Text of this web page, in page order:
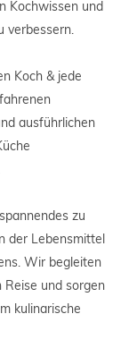
Kochwissen und
verbessern.
Koch & jede
ausführlichen
zu
der Lebensmittel
Wir begleiten
Reise und sorgen
kulinarische